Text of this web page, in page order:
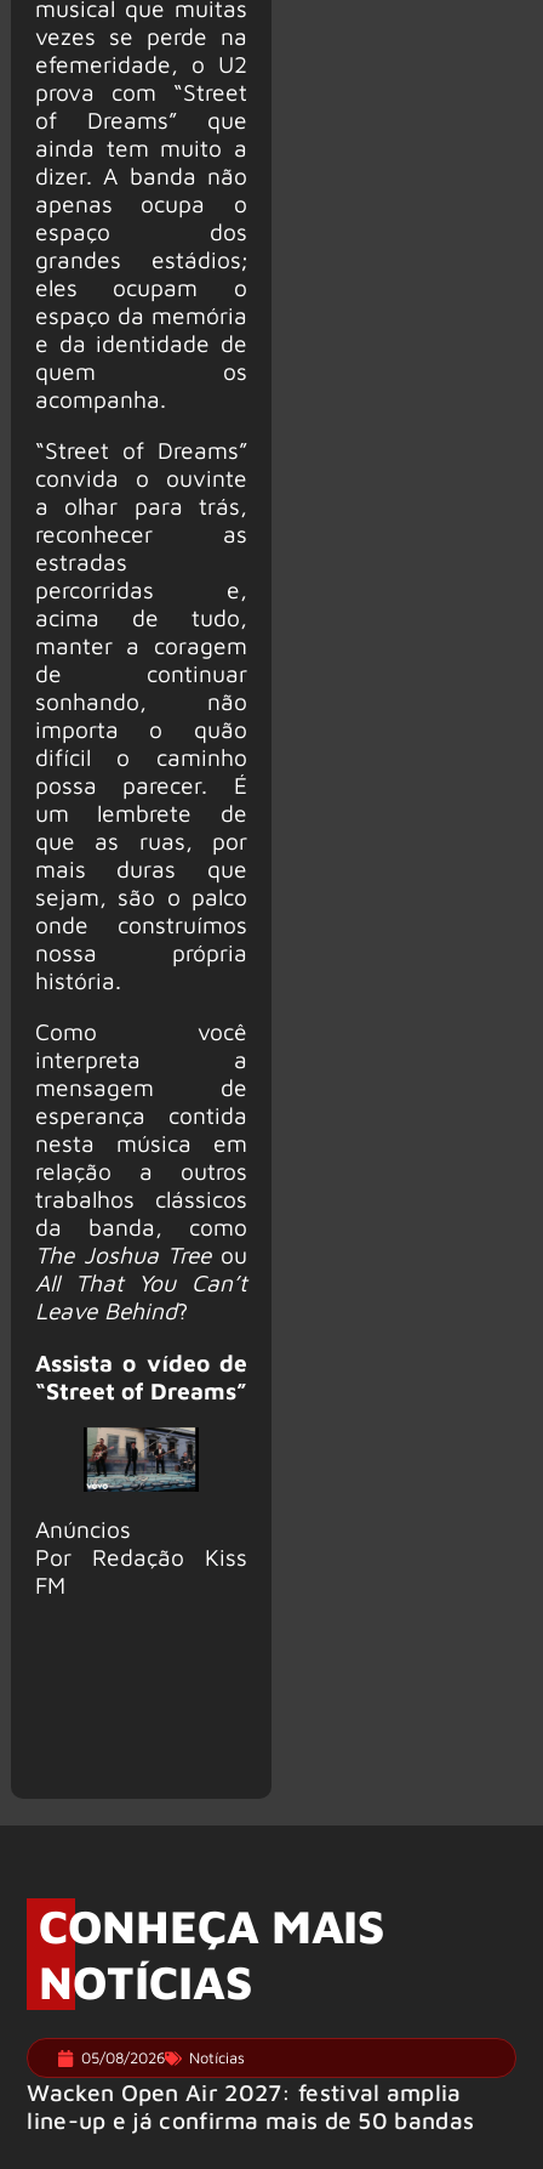
musical que muitas
vezes se perde na
efemeridade, o U2
prova com “Street
of Dreams” que
ainda tem muito a
dizer. A banda não
apenas ocupa o
espaço dos
grandes estádios;
eles ocupam o
espaço da memória
e da identidade de
quem os
acompanha.
“Street of Dreams”
convida o ouvinte
a olhar para trás,
reconhecer as
estradas
percorridas e,
acima de tudo,
manter a coragem
de continuar
sonhando, não
importa o quão
difícil o caminho
possa parecer. É
um lembrete de
que as ruas, por
mais duras que
sejam, são o palco
onde construímos
nossa própria
história.
Como você
interpreta a
mensagem de
esperança contida
nesta música em
relação a outros
trabalhos clássicos
da banda, como
The Joshua Treeou
All That You Can’t
Leave Behind?
Assista o vídeo de
“Street of Dreams”
Anúncios
Por Redação Kiss
FM
CONHEÇA MAIS
NOTÍCIAS
05/08/2026 Notícias
Wacken Open Air 2027: festival amplia
line-up e já confirma mais de 50 bandas